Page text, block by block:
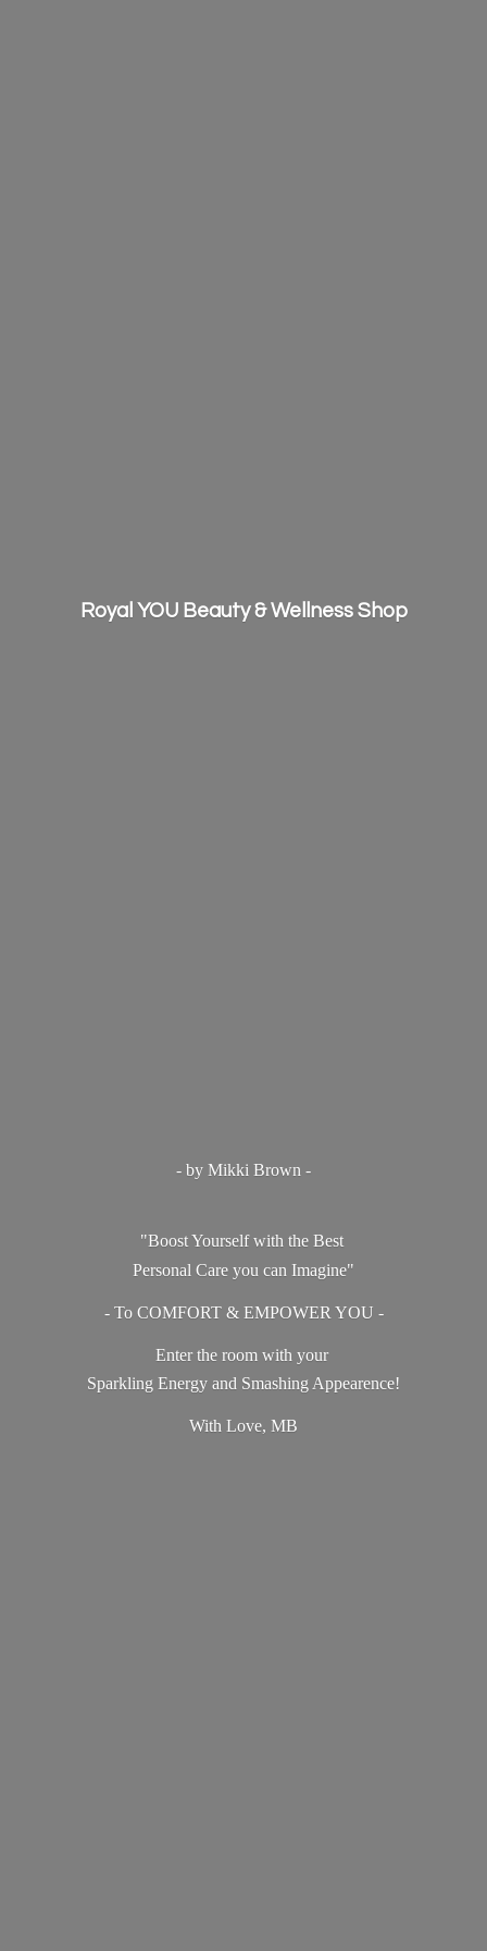
Royal YOU Beauty &Wellness Shop
- by Mikki Brown -
"Boost Yourself with the Best
Personal Care you can Imagine"
- To COMFORT & EMPOWER YOU -
Enter the room with your
Sparkling Energy and Smashing Appearence!
With Love, MB